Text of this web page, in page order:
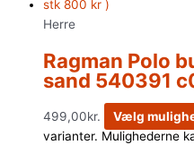
Herre
Ragman Polo
sand 540391
499,00kr. Vælg
varianter. Mulighederne